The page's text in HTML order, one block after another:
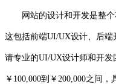
网站的设计和开发是整个
这包括前端UI/UX设计、后
请专业的UI/UX设计师和开
￥100,000到￥200,000之间